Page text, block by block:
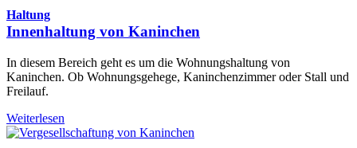
Haltung
Innenhaltung von Kaninchen
In diesem Bereich geht es um die Wohnungshaltung von
Kaninchen. Ob Wohnungsgehege, Kaninchenzimmer oder Stall und
Freilauf.
Weiterlesen